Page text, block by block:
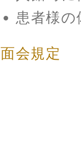
患者様
面会規定